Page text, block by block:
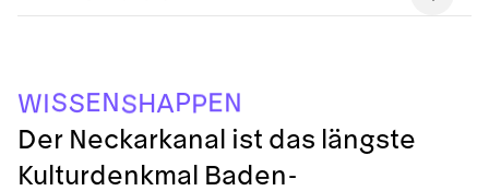
W SSENS H APPEN
Der Neckarkanal ist das längste
Kulturdenkmal Baden-